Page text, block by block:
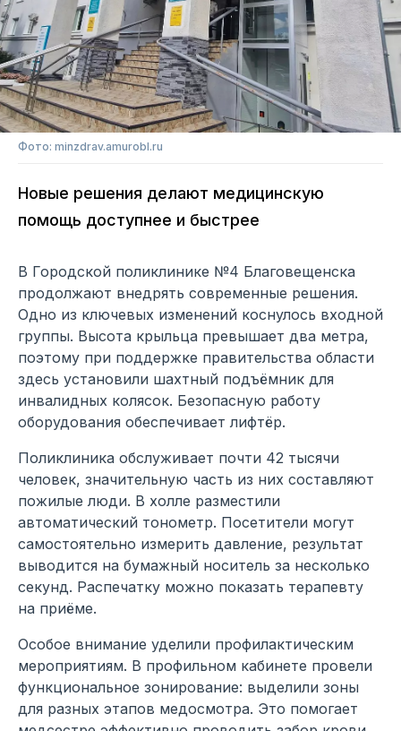
Фото: minzdrav.amurobl.ru
Новые решения делают медицинскую
помощь доступнее и быстрее
В Городской поликлинике №4 Благовещенска
продолжают внедрять современные решения.
Одно из ключевых изменений коснулось входной
группы. Высота крыльца превышает два метра,
поэтому при поддержке правительства области
здесь установили шахтный подъёмник для
инвалидных колясок. Безопасную работу
оборудования обеспечивает лифтёр.
Поликлиника обслуживает почти 42 тысячи
человек, значительную часть из них составляют
пожилые люди. В холле разместили
автоматический тонометр. Посетители могут
самостоятельно измерить давление, результат
выводится на бумажный носитель за несколько
секунд. Распечатку можно показать терапевту
на приёме.
Особое внимание уделили профилактическим
мероприятиям. В профильном кабинете провели
функциональное зонирование: выделили зоны
для разных этапов медосмотра. Это помогает